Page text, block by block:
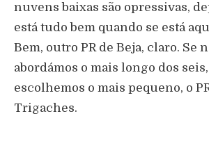
nuvens baixas são opressivas,
está tudo bem quando se está
Bem, outro PR de Beja, claro. Se
abordámos o mais longo dos
escolhemos o mais pequeno, o
Trigaches.